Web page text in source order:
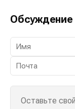
Обсуждение